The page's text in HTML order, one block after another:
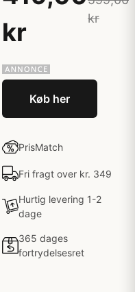
kr
kr
Køb her
PrisMatch
Fri fragt over kr. 349
Hurtig levering 1-2
dage
365 dages
fortrydelsesret